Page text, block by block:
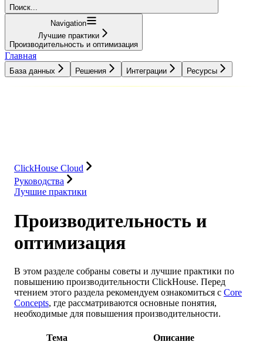
Поиск...
Navigation
Лучшие практики
Производительность и оптимизация
Главная
База данных Решения Интеграции Ресурсы
ClickHouse Cloud
Руководства
Лучшие практики
Производительность и
оптимизация
В этом разделе собраны советы и лучшие практики по
повышению производительности ClickHouse. Перед
чтением этого раздела рекомендуем ознакомиться с Core
Concepts, где рассматриваются основные понятия,
необходимые для повышения производительности.
Тема Описание